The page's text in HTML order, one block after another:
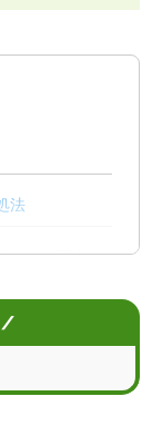
法
すべき理由